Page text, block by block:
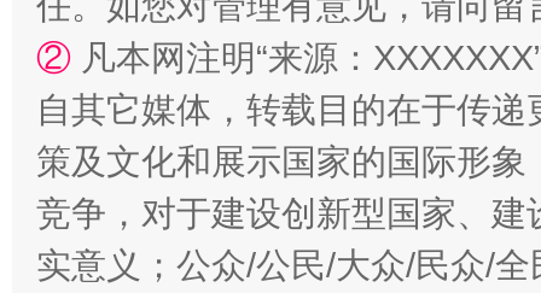
漫山遍野的桃花与雪山、麦地、白藏房 除
② 凡本网注明“来源：
自其它媒体，转载目的在于传
策及文化和展示国家的国际形
竞争，对于建设创新型国家、
实意义；公众/公民/大众/民众/